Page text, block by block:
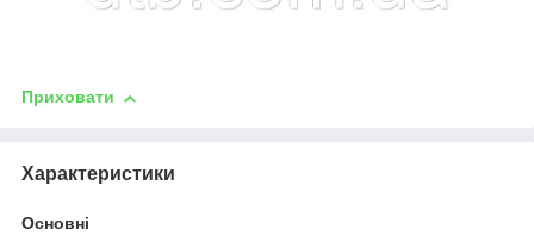
Приховати
Характеристики
Основні